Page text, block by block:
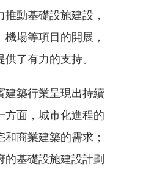
動基礎設施建設，
場等項目的開展，
了有力的支持。
建築行業呈現出持續
方面，城市化進程的
商業建築的需求；
的基礎設施建設計劃